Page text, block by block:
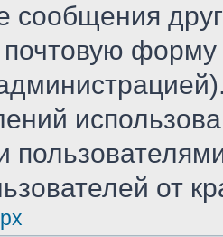
сообщения
от